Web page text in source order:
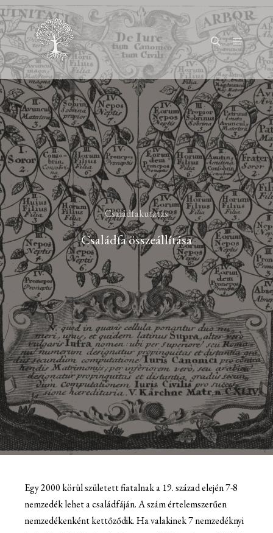
KeresésFőmenü
Családfakutatás
Családfa összeállítása
Egy 2000 körül született fiatalnak a 19. század elején 7-8
nemzedék lehet a családfáján. A szám értelemszerűen
nemzedékenként kettőződik. Ha valakinek 7 nemzedéknyi